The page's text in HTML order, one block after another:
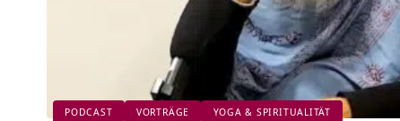
PODCAST VORTRÄGE YOGA & SPIRITUALITÄT